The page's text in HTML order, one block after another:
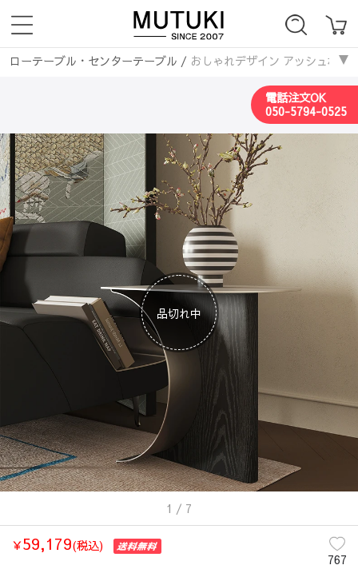
ローテーブル・センターテーブル / おしゃれデザイン アッシュ材
おしゃれデザイン アッ
おしゃれデザイン
電話注文OK
050-5794-0525
品切れ中
1 / 7
￥59,179(税込)
767